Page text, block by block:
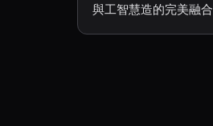
與工智慧造的完美融合